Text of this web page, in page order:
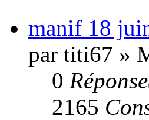
manif 18
par titi67 »
0
2165